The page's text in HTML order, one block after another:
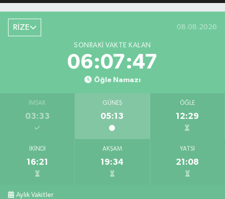
RİZE 08.08.2026
SONRAKI VAKTE KALAN
06:07:46
Öğle Namazı
İMSAK
03:33
GÜNEŞ
05:13
ÖĞLE
12:29
İKINDI
16:21
AKŞAM
19:34
YATSI
21:08
Aylık Vakitler